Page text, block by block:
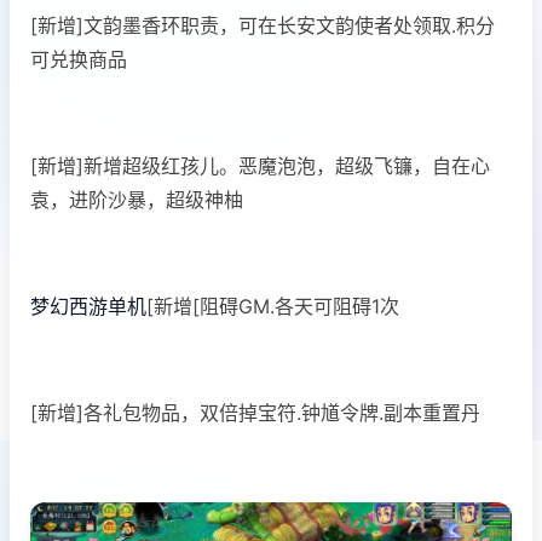
[新增]文韵墨香环职责，可在长安文韵使者处领取.积分
可兑换商品
[新增]新增超级红孩儿。恶魔泡泡，超级飞镰，自在心
袁，进阶沙暴，超级神柚
梦幻西游单机[新增[阻碍GM.各天可阻碍1次
[新增]各礼包物品，双倍掉宝符.钟馗令牌.副本重置丹